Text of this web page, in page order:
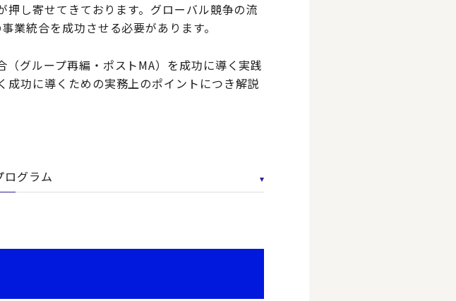
し寄せてきております。グローバル競争の流
業統合を成功させる必要があります。
グループ再編・ポストMA）を成功に導く実践
功に導くための実務上のポイントにつき解説
ログラム